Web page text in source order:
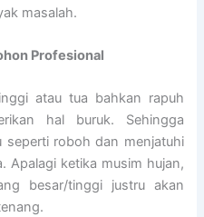
masalah.
Profesional
atau tua bahkan rapuh
hal buruk. Sehingga
seperti roboh dan menjatuhi
Apalagi ketika musim hujan,
besar/tinggi justru akan